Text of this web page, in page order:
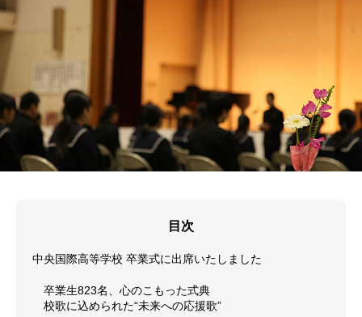
目次
中央国際高等学校 卒業式に出席いたしました
卒業生823名、心のこもった式典
校歌に込められた“未来への応援歌”